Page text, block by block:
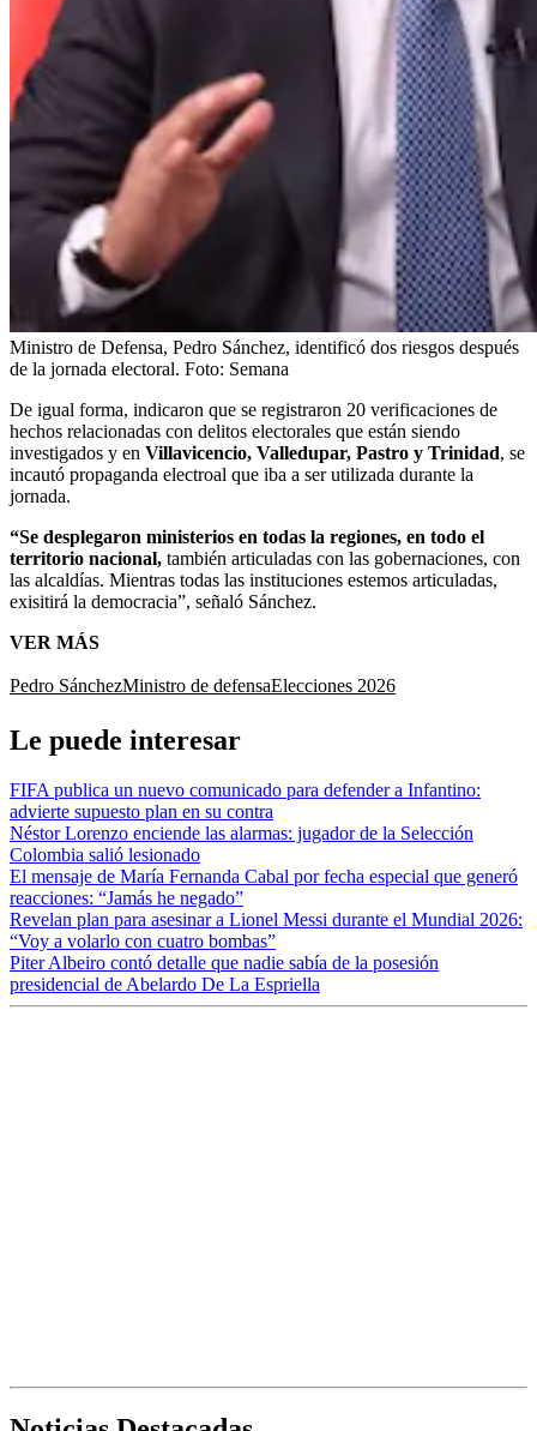
Ministro de Defensa, Pedro Sánchez, identificó dos riesgos después
de la jornada electoral. Foto: Semana
De igual forma, indicaron que se registraron 20 verificaciones de
hechos relacionadas con delitos electorales que están siendo
investigados y en Villavicencio, Valledupar, Pastro y Trinidad, se
incautó propaganda electroal que iba a ser utilizada durante la
jornada.
“Se desplegaron ministerios en todas la regiones, en todo el
territorio nacional, también articuladas con las gobernaciones, con
las alcaldías. Mientras todas las instituciones estemos articuladas,
exisitirá la democracia”, señaló Sánchez.
VER MÁS
Pedro SánchezMinistro de defensaElecciones 2026
Le puede interesar
FIFA publica un nuevo comunicado para defender a Infantino:
advierte supuesto plan en su contra
Néstor Lorenzo enciende las alarmas: jugador de la Selección
Colombia salió lesionado
El mensaje de María Fernanda Cabal por fecha especial que generó
reacciones: “Jamás he negado”
Revelan plan para asesinar a Lionel Messi durante el Mundial 2026:
“Voy a volarlo con cuatro bombas”
Piter Albeiro contó detalle que nadie sabía de la posesión
presidencial de Abelardo De La Espriella